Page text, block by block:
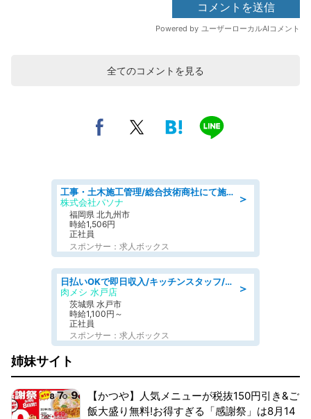
全てのコメントを見る
＞
工事・土木施工管理/総合技術商社にて施工管理のお仕事/即日勤務可/車通勤可/工事・土木施工管理/生産・品質管理
株式会社パソナ
福岡県 北九州市
時給1,506円
正社員
スポンサー：求人ボックス
＞
日払いOKで即日収入/キッチンスタッフ/「原付免許必須」デリバリー業務など、自己成長可能な幅広い仕事に挑戦!髪型自由&ピアス・ネイルOK/茨城県/水戸市
肉メシ 水戸店
茨城県 水戸市
時給1,100円～
正社員
スポンサー：求人ボックス
姉妹サイト
【かつや】人気メニューが税抜150円引き&ご
飯大盛り無料!お得すぎる「感謝祭」は8月14